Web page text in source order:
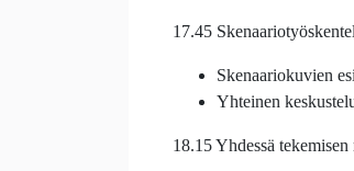
17.45
Skenaariokuvien
Yhteinen
18.15 Yhdessä tekemisen